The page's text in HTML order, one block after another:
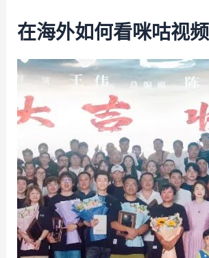
在海外如何看咪咕视频